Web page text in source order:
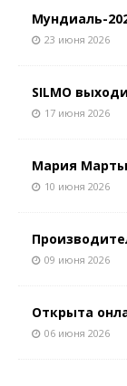
Мундиаль-
23 июня 2026
SILMO
17 июня 2026
Мария
10 июня 2026
09 июня 2026
Открыта
06 июня 2026